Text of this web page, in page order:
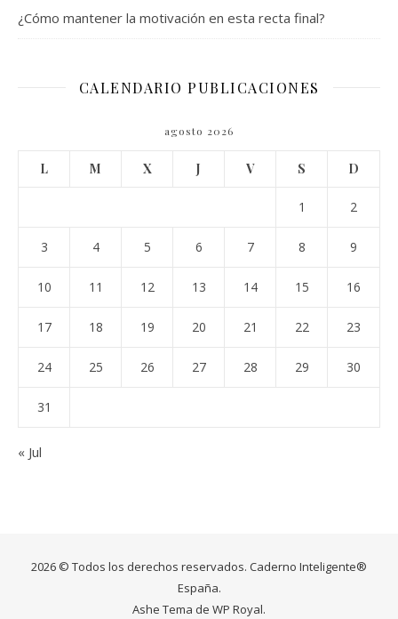
¿Cómo mantener la motivación en esta recta final?
CALENDARIO PUBLICACIONES
agosto 2026
L M X J V S D
1 2
3 4 5 6 7 8 9
10 11 12 13 14 15 16
17 18 19 20 21 22 23
24 25 26 27 28 29 30
31
« Jul
2026 © Todos los derechos reservados. Caderno Inteligente®
España.
Ashe Tema de WP Royal.